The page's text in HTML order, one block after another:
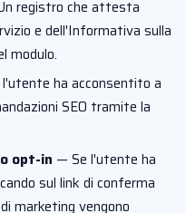
registro che attesta
e dell'Informativa sulla
modulo.
ha acconsentito a
SEO tramite la
opt-in — Se l'utente ha
sul link di conferma
marketing vengono